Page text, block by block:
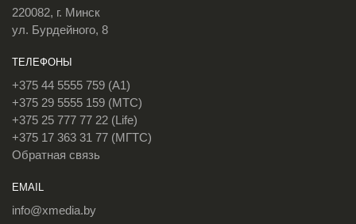
220082, г. Минск
ул. Бурдейного, 8
ТЕЛЕФОНЫ
+375 44 5555 759 (A1)
+375 29 5555 159 (МТС)
+375 25 777 77 22 (Life)
+375 17 363 31 77 (МГТС)
Обратная связь
EMAIL
info@xmedia.by